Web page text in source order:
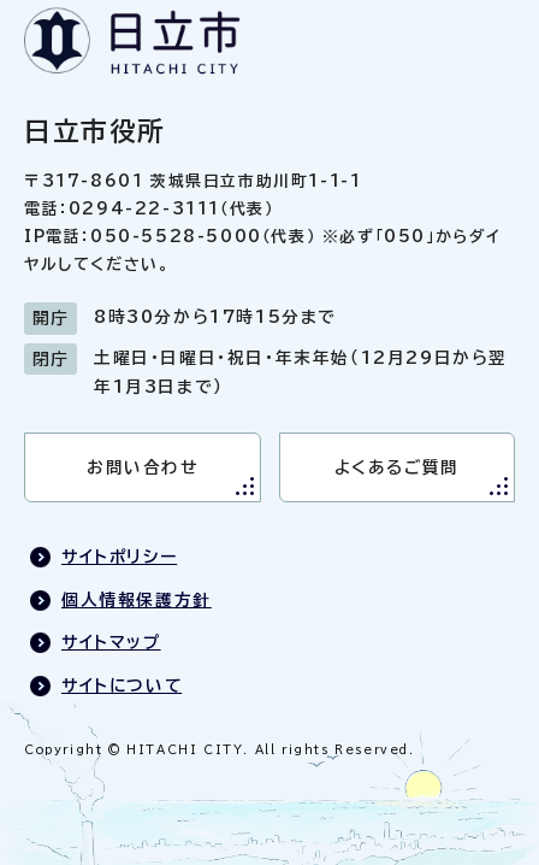
日立市役所
〒317-8601 茨城県日立市助川町1-1-1
電話：0294-22-3111（代表）
IP電話：050-5528-5000（代表） ※必ず「050」からダイ
ヤルしてください。
開庁 8時30分から17時15分まで
閉庁
土曜日・日曜日・祝日・年末年始（12月29日から翌
年1月3日まで）
お問い合わせ よくあるご質問
サイトポリシー
個人情報保護方針
サイトマップ
サイトについて
Copyright © HITACHI CITY. All rights Reserved.